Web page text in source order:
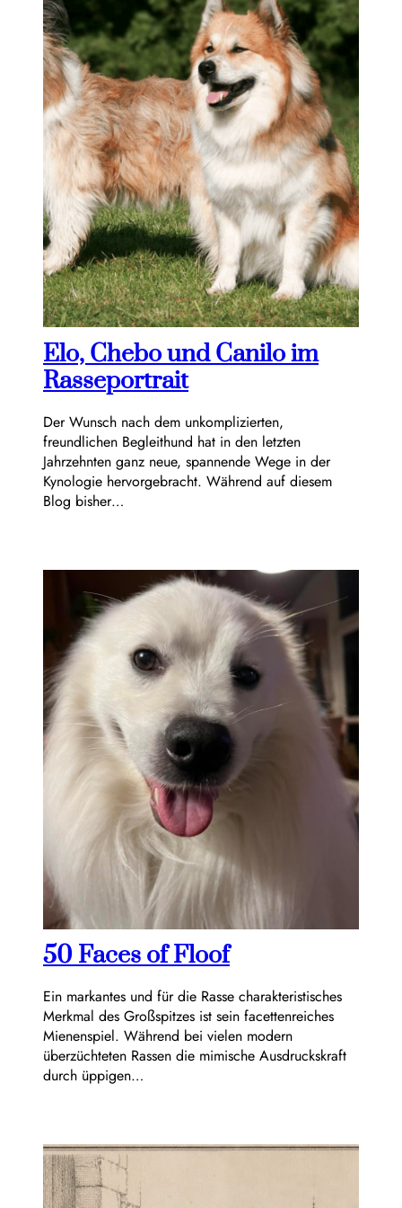
Elo, Chebo und Canilo im
Rasseportrait
Der Wunsch nach dem unkomplizierten,
freundlichen Begleithund hat in den letzten
Jahrzehnten ganz neue, spannende Wege in der
Kynologie hervorgebracht. Während auf diesem
Blog bisher…
50 Faces of Floof
Ein markantes und für die Rasse charakteristisches
Merkmal des Großspitzes ist sein facettenreiches
Mienenspiel. Während bei vielen modern
überzüchteten Rassen die mimische Ausdruckskraft
durch üppigen…